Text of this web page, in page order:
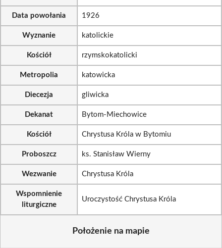
Data powołania 1926
Wyznanie katolickie
Kościół rzymskokatolicki
Metropolia katowicka
Diecezja gliwicka
Dekanat Bytom-Miechowice
Kościół Chrystusa Króla w Bytomiu
Proboszcz ks. Stanisław Wierny
Wezwanie Chrystusa Króla
Wspomnienie
liturgiczne
Uroczystość Chrystusa Króla
Położenie na mapie